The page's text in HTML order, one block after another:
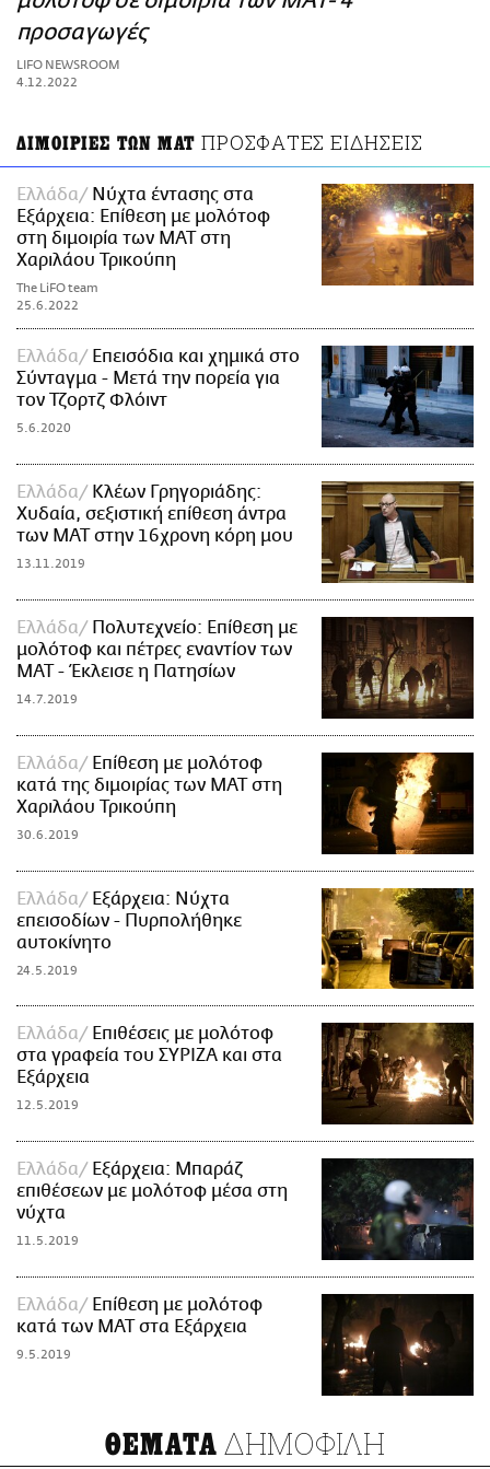
ΑΜΠΑ
PRINT
προσαγωγές
LIFO NEWSROOM
4.12.2022
ΔΙΜΟΙΡΙΕΣ ΤΩΝ ΜΑΤ ΠΡΟΣΦΑΤΕΣ ΕΙΔΗΣΕΙΣ
Ελλάδα
Νύχτα έντασης στα
Εξάρχεια: Επίθεση με μολότοφ
στη διμοιρία των ΜΑΤ στη
Χαριλάου Τρικούπη
The LiFO team
25.6.2022
Ελλάδα
Επεισόδια και χημικά στο
Σύνταγμα - Μετά την πορεία για
τον Τζορτζ Φλόιντ
5.6.2020
Ελλάδα
Κλέων Γρηγοριάδης:
Χυδαία, σεξιστική επίθεση άντρα
των ΜΑΤ στην 16χρονη κόρη μου
13.11.2019
Ελλάδα
Πολυτεχνείο: Επίθεση με
μολότοφ και πέτρες εναντίον των
ΜΑΤ - Έκλεισε η Πατησίων
14.7.2019
Ελλάδα
Επίθεση με μολότοφ
κατά της διμοιρίας των ΜΑΤ στη
Χαριλάου Τρικούπη
30.6.2019
Ελλάδα
Εξάρχεια: Νύχτα
επεισοδίων - Πυρπολήθηκε
αυτοκίνητο
24.5.2019
Ελλάδα
Επιθέσεις με μολότοφ
στα γραφεία του ΣΥΡΙΖΑ και στα
Εξάρχεια
12.5.2019
Ελλάδα
Εξάρχεια: Μπαράζ
επιθέσεων με μολότοφ μέσα στη
νύχτα
11.5.2019
Ελλάδα
Επίθεση με μολότοφ
κατά των ΜΑΤ στα Εξάρχεια
9.5.2019
ΘΕΜΑΤΑ ΔΗΜΟΦΙΛΗ